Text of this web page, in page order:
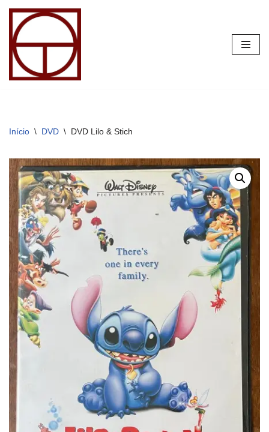
Pular
para
conteúdo
Início \ DVD \ DVD Lilo & Stich